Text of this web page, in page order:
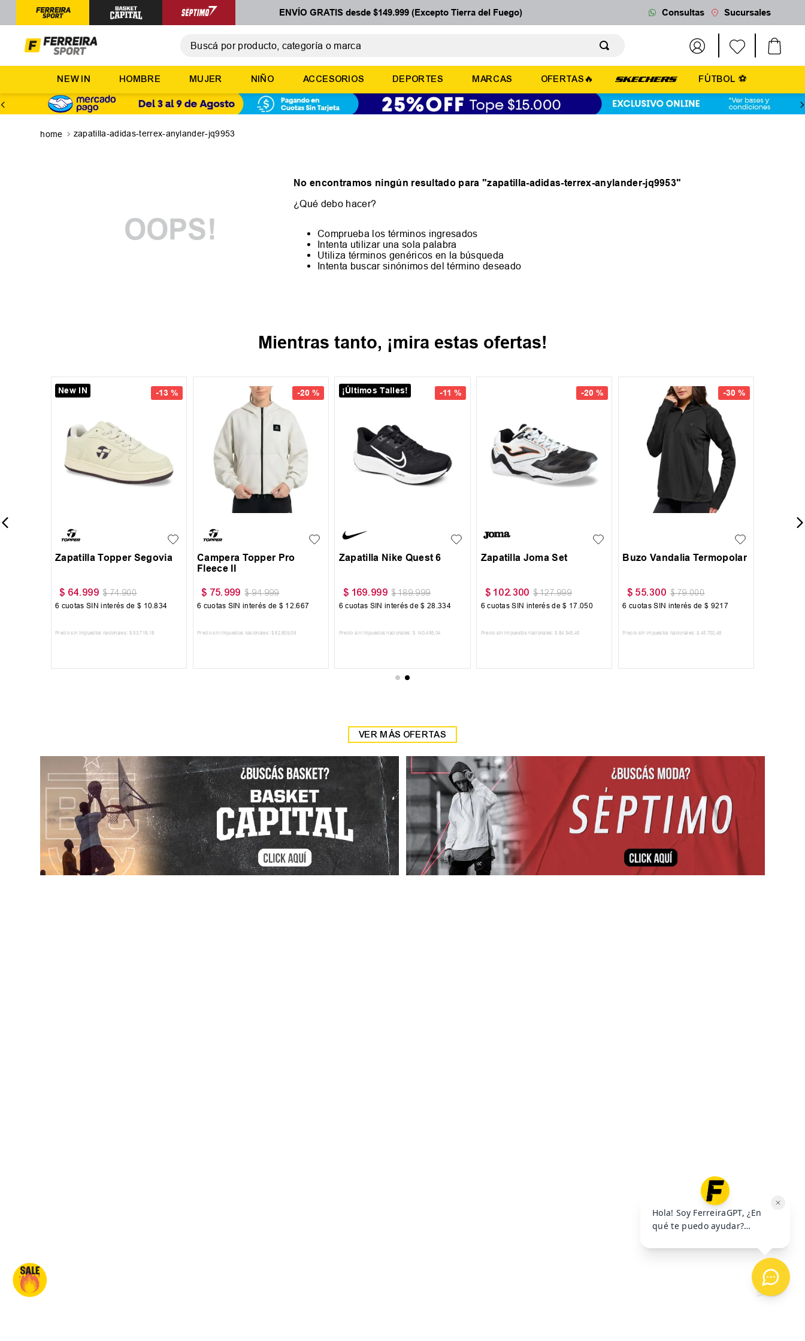
ENVÍO GRATIS desde $149.999 (Excepto Tierra del Fuego) Consultas Sucursales
NEW IN HOMBRE MUJER NIÑO ACCESORIOS DEPORTES MARCAS OFERTAS🔥 FÚTBOL ⚽
zapatilla-adidas-terrex-anylander-jq9953
OOPS!
No encontramos ningún resultado para "zapatilla-adidas-terrex-anylander-jq9953"
¿Qué debo hacer?
Comprueba los términos ingresados
Intenta utilizar una sola palabra
Utiliza términos genéricos en la búsqueda
Intenta buscar sinónimos del término deseado
Mientras tanto, ¡mira estas ofertas!
-13 %
New IN
39
Zapatilla Topper Segovia
$ 64.999 $ 74.900
6 cuotas SIN interés de $ 10.834
Precio sin impuestos nacionales: $ 53 .718 18
-20 %
M
Campera Topper Pro
Fleece II
$ 75. 999 $ 94.999
6 cuotas SIN interés de $ 12.667
Precio sin impuestos nacionales: $ 62.809 ,09
-11 %
¡Últimos Talles!
39.5
Zapatilla Nike Quest 6
$ 169.999 $ 189.999
6 cuotas SIN interés de$ 28.334
Precio sin impuestos nacionales: $ 140.495 04
-20 %
43
Zapatilla Joma Set
$ 102.300 $ 127.999
6 cuotas SIN interés de$ 17.050
Precio sin impuestos nacionales: $ 84 545 ,45
-30 %
M XXL
Buzo Vandalia Termopolar
$ 55.300 $ 79.000
6 cuotas SIN interés de$ 9217
Precio sin impuestos nacionales: $ 45 702 48
VER MÁS OFERTAS
TÉRMINOS MÁS BUSCADOS
2.
zapatillas